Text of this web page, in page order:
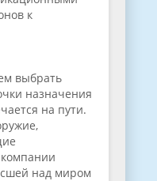
к
выбрать
назначения
на пути.
над миром